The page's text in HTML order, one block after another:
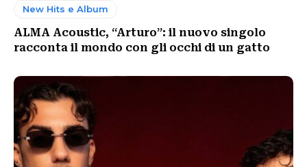
New Hits e Album
ALMA Acoustic, “Arturo”: il nuovo singolo
racconta il mondo con gli occhi di un gatto